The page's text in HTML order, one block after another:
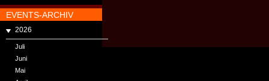
EVENTS-ARCHIV
2026
Juli
Juni
Mai